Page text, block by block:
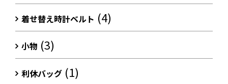
着せ替え時計ベルト (4)
小物 (3)
利休バッグ (1)